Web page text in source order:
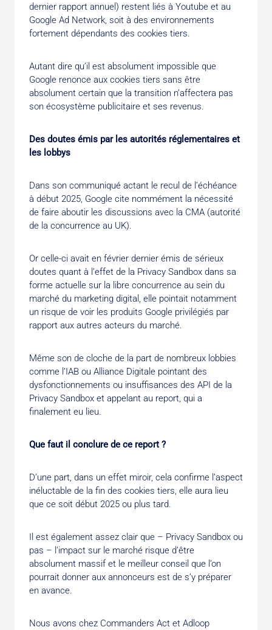
dernier rapport annuel) restent liés à Youtube et au
Google Ad Network, soit à des environnements
fortement dépendants des cookies tiers.
Autant dire qu’il est absolument impossible que
Google renonce aux cookies tiers sans être
absolument certain que la transition n’affectera pas
son écosystème publicitaire et ses revenus.
Des doutes émis par les autorités réglementaires et
les lobbys
Dans son communiqué actant le recul de l’échéance
à début 2025, Google cite nommément la nécessité
de faire aboutir les discussions avec la CMA (autorité
de la concurrence au UK).
Or celle-ci avait en février dernier émis de sérieux
doutes quant à l’effet de la Privacy Sandbox dans sa
forme actuelle sur la libre concurrence au sein du
marché du marketing digital, elle pointait notamment
un risque de voir les produits Google privilégiés par
rapport aux autres acteurs du marché.
Même son de cloche de la part de nombreux lobbies
comme l’IAB ou Alliance Digitale pointant des
dysfonctionnements ou insuffisances des API de la
Privacy Sandbox et appelant au report, qui a
finalement eu lieu.
Que faut il conclure de ce report ?
D’une part, dans un effet miroir, cela confirme l’aspect
inéluctable de la fin des cookies tiers, elle aura lieu
que ce soit début 2025 ou plus tard.
Il est également assez clair que – Privacy Sandbox ou
pas – l’impact sur le marché risque d’être
absolument massif et le meilleur conseil que l’on
pourrait donner aux annonceurs est de s’y préparer
en avance.
Nous avons chez Commanders Act et Adloop